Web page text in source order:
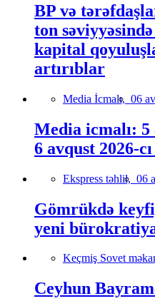
BP və
ton
kapital
artırıblar
Media İcmalı, 06
Media icmalı: 5
6 avqust 2026-
Ekspress təhlil, 06
Gömrükdə
yeni
Keçmiş Sovet
Ceyhun